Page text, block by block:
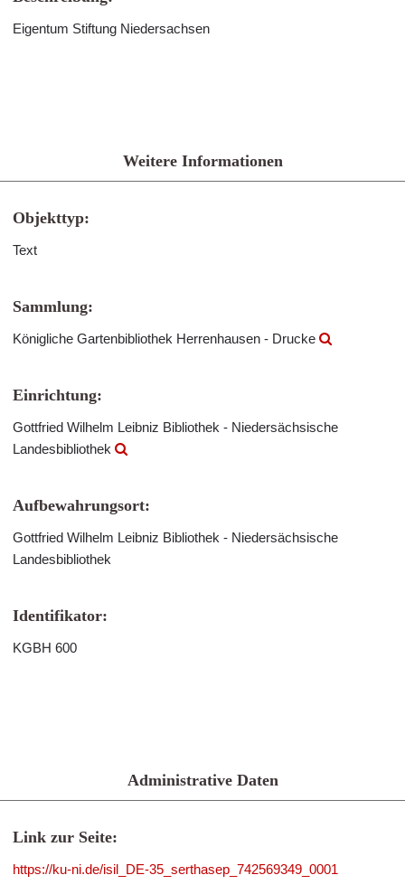
Eigentum Stiftung Niedersachsen
Weitere Informationen
Objekttyp:
Text
Sammlung:
Königliche Gartenbibliothek Herrenhausen - Drucke
Einrichtung:
Gottfried Wilhelm Leibniz Bibliothek - Niedersächsische
Landesbibliothek
Aufbewahrungsort:
Gottfried Wilhelm Leibniz Bibliothek - Niedersächsische
Landesbibliothek
Identifikator:
KGBH 600
Administrative Daten
Link zur Seite:
https://ku-ni.de/isil_DE-35_serthasep_742569349_0001